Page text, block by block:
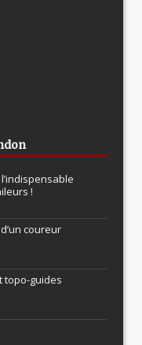
!
coureur
topo-guides